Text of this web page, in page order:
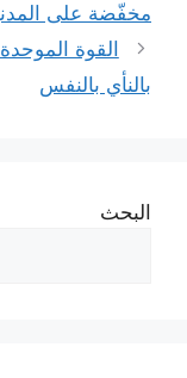
مخفّضة على
القوة
بالنأي بالنفس
البحث